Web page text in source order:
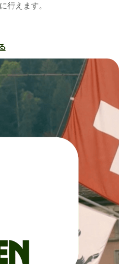
行えます。